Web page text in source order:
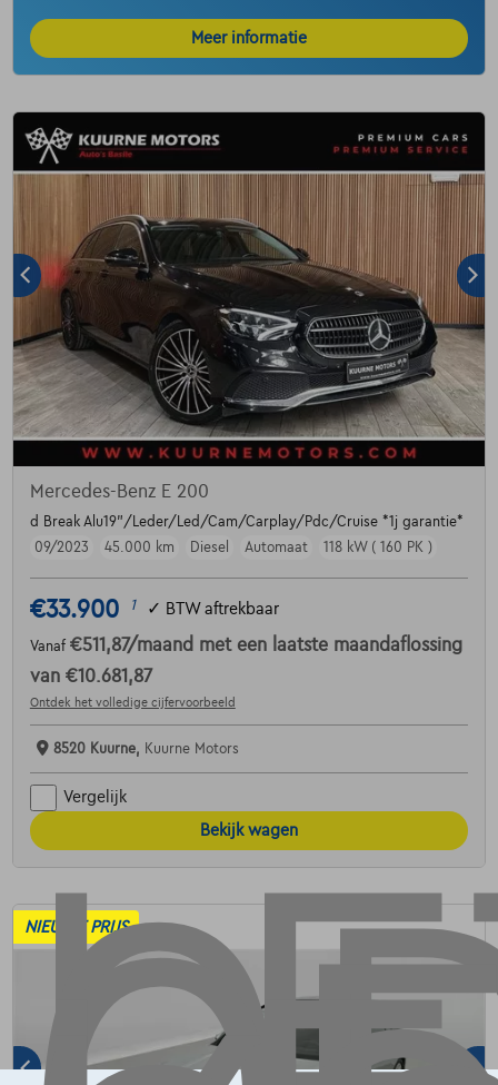
Meer informatie
Mercedes-Benz E 200
d Break Alu19"/Leder/Led/Cam/Carplay/Pdc/Cruise *1j garantie*
09/2023
45.000 km Diesel Automaat 118 kW ( 160 PK )
€33.900 1 ✓ BTW aftrekbaar
Vanaf €511,87/maand met een laatste maandaflossing
van €10.681,87
Ontdek het volledige cijfervoorbeeld
8520 Kuurne, Kuurne Motors
Vergelijk
Bekijk wagen
NIEUWE PRIJS